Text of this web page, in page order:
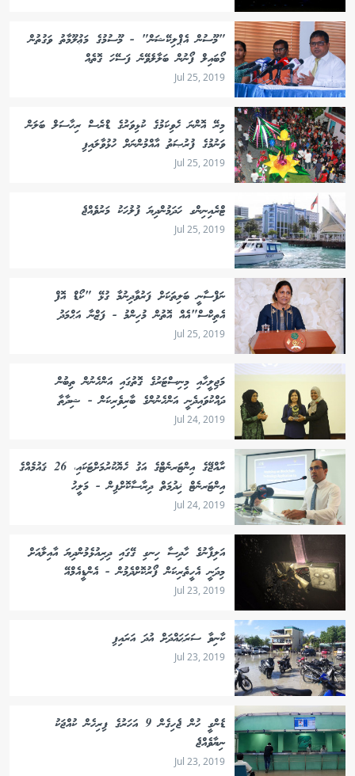
"މޫސުން އެޕްލިކޭޝަން" - މޫސުމުގެ މަޢުލޫމާތު ވަގުތުން
މޯބައިލް ފޯނުން ބަލާލެވޭނެ ފަސޭހަ ގޮތެއް
Jul 25, 2019
މިރޭ އޮންނަ ހެވިކަމުގެ ކުޅިވަރުގެ ޑްރެސް ރިހާސަލް ބަލަން
ވަނުމުގެ ފުރުޞަތު އާއްމުންނަށް ހުޅުވާލައިފި
Jul 25, 2019
ޓްރެއިނިންގ ހަދަމުންދިޔަ ފުލުހަކު މަރުވެއްޖެ
Jul 25, 2019
ނަފްސާނީ ބަލިތަކަށް ފަރުވާދިނުމާ ގުޅޭ "ކޯޑް އޮފް
އެތިކްސް"އެއް އޮތުން މުހިންމު - ފަޒްނާ އަޙްމަދު
Jul 25, 2019
މަޖިލީހާއި މިނިސްޓަރުގެ ގޮތުގައި އަންހެނުން ތިބުން
ދައްކުވައިދެނީ އަންހެނުންގެ ބާރިވެރިކަން - ޝިދާތާ
Jul 24, 2019
ރާއްޖޭގެ އިންޓަރނެޓްގެ އަގު ހެޔޮކުރުމަށްޓަކައި، 26 ޤައުމެއްގެ
އިންޓަރނެޓް ޚިދުމަތް ދިރާސާކޮށްފިން - މަލީހު
Jul 24, 2019
އަލިފާނުގެ ހާދިސާ ހިނގި ގޭގައި ދިރިއުޅެމުންދިޔަ އާއިލާއަށް
މިދަނީ އެހީތެރިކަން ފޯރުކޮށްދެމުން - އެންޑީއެމްއޭ
Jul 23, 2019
ކާނިވާ ސަރަޙައްދަށް އުދަ އަރައިފި
Jul 23, 2019
ޑެންގީ ހުން ޖެހިގެން 9 އަހަރުގެ ފިރިހެން ކުއްޖަކު
ނިޔާވެއްޖެ
Jul 23, 2019